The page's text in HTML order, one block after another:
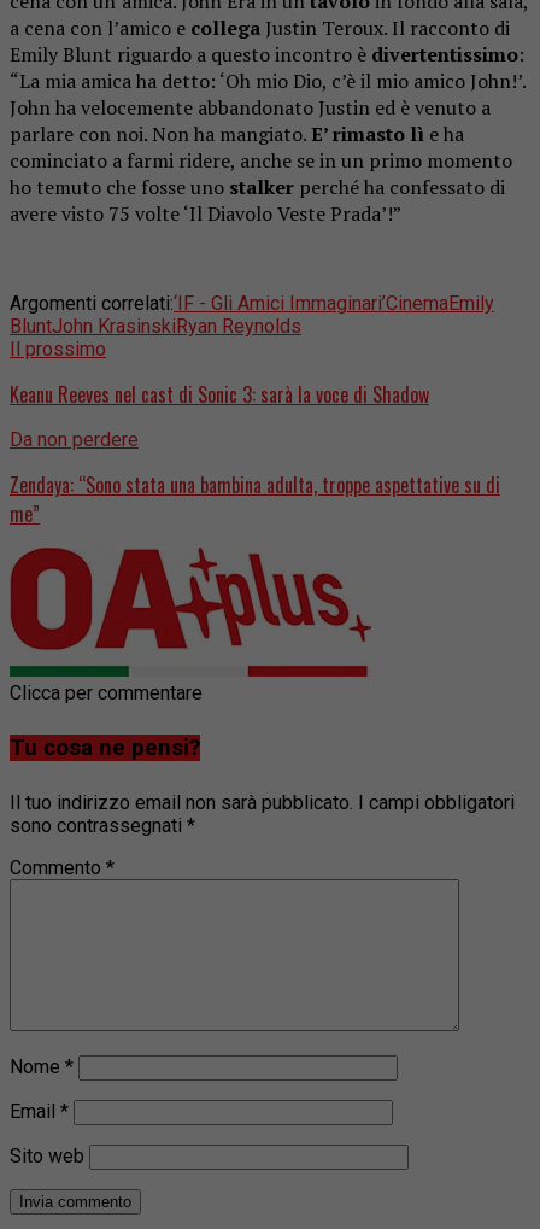
a cena con l’amico e collega Justin Teroux. Il racconto di
Emily Blunt riguardo a questo incontro è divertentissimo:
“La mia amica ha detto: ‘Oh mio Dio, c’è il mio amico John!’.
John ha velocemente abbandonato Justin ed è venuto a
parlare con noi. Non ha mangiato. E’ rimasto lì e ha
cominciato a farmi ridere, anche se in un primo momento
ho temuto che fosse uno stalker perché ha confessato di
avere visto 75 volte ‘Il Diavolo Veste Prada’!”
Argomenti correlati:‘IF - Gli Amici Immaginari’CinemaEmily
BluntJohn KrasinskiRyan Reynolds
Il prossimo
Keanu Reeves nel cast di Sonic 3: sarà la voce di Shadow
Da non perdere
Zendaya: “Sono stata una bambina adulta, troppe aspettative su di
me”
Clicca per commentare
Tu cosa ne pensi?
Il tuo indirizzo email non sarà pubblicato. I campi obbligatori
sono contrassegnati *
Commento *
Nome *
Email *
Sito web